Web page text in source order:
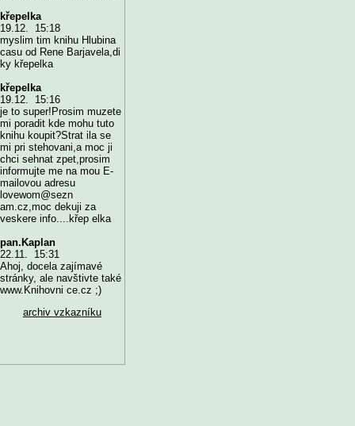
křepelka
19.12. 15:18
myslim tim knihu Hlubina
casu od Rene Barjavela,di
ky křepelka
křepelka
19.12. 15:16
je to super!Prosim muzete
mi poradit kde mohu tuto
knihu koupit?Strat ila se
mi pri stehovani,a moc ji
chci sehnat zpet,prosim
informujte me na mou E-
mailovou adresu
lovewom@sezn
am.cz,moc dekuji za
veskere info....křep elka
pan.Kaplan
22.11. 15:31
Ahoj, docela zajímavé
stránky, ale navštivte také
www.Knihovni ce.cz ;)
archiv vzkazníku